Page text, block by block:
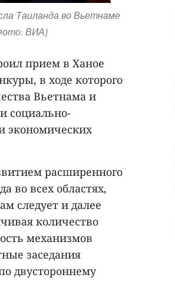
Таиланда во Вьетнаме
ВИА)
прием в Ханое
в ходе которого
Вьетнама и
социально-
экономических
расширенного
во всех областях,
следует и далее
количество
механизмов
заседания
двустороннему